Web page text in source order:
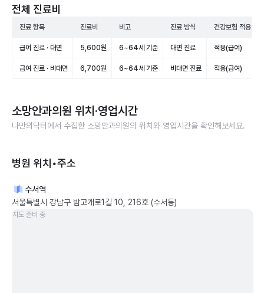
전체 진료비
진료 항목 진료비 비고 진료 방식 건강보험 적용
급여 진료 · 대면 5,600원 6~64세 기준 대면 진료 적용(급여)
급여 진료 · 비대면 6,700원 6~64세 기준 비대면 진료 적용(급여)
소망안과의원 위치·영업시간
나만의닥터에서 수집한 소망안과의원의 위치와 영업시간을 확인해보세요.
병원 위치•주소
수서역
서울특별시 강남구 밤고개로1길 10, 216호 (수서동)
지도 준비 중